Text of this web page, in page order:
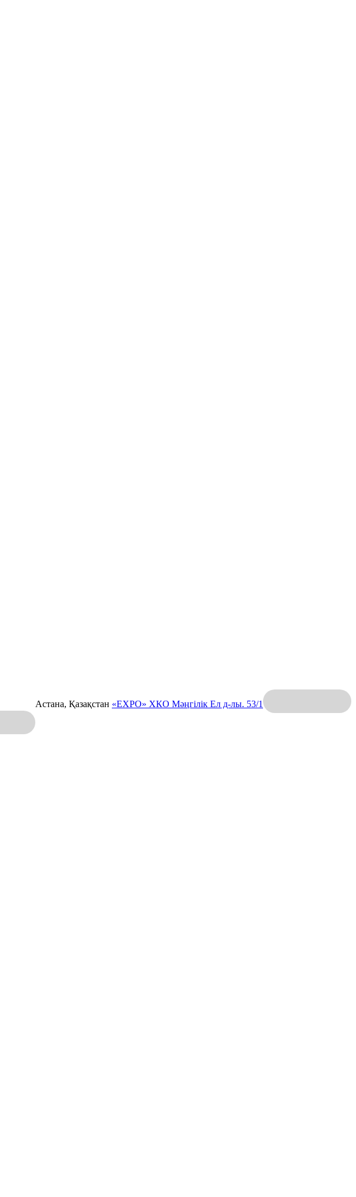
Астана, Қазақстан «EXPO» ХКО Мәңгілік Ел д-лы. 53/1